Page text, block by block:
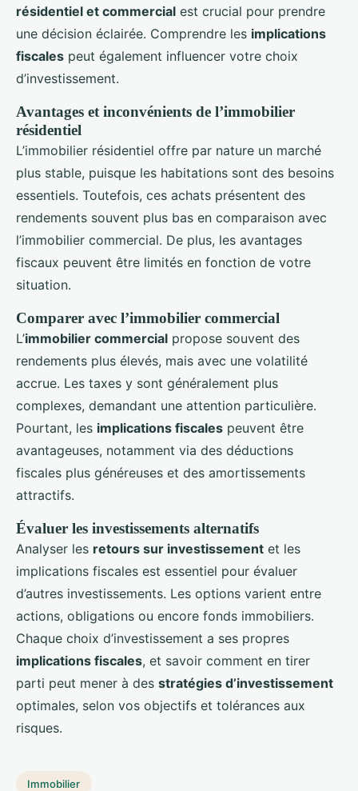
résidentiel et commercial est crucial pour prendre
une décision éclairée. Comprendre les implications
fiscales peut également influencer votre choix
d’investissement.
Avantages et inconvénients de l’immobilier
résidentiel
L’immobilier résidentiel offre par nature un marché
plus stable, puisque les habitations sont des besoins
essentiels. Toutefois, ces achats présentent des
rendements souvent plus bas en comparaison avec
l’immobilier commercial. De plus, les avantages
fiscaux peuvent être limités en fonction de votre
situation.
Comparer avec l’immobilier commercial
L’immobilier commercial propose souvent des
rendements plus élevés, mais avec une volatilité
accrue. Les taxes y sont généralement plus
complexes, demandant une attention particulière.
Pourtant, les implications fiscales peuvent être
avantageuses, notamment via des déductions
fiscales plus généreuses et des amortissements
attractifs.
Évaluer les investissements alternatifs
Analyser les retours sur investissement et les
implications fiscales est essentiel pour évaluer
d’autres investissements. Les options varient entre
actions, obligations ou encore fonds immobiliers.
Chaque choix d’investissement a ses propres
implications fiscales, et savoir comment en tirer
parti peut mener à des stratégies d’investissement
optimales, selon vos objectifs et tolérances aux
risques.
Immobilier